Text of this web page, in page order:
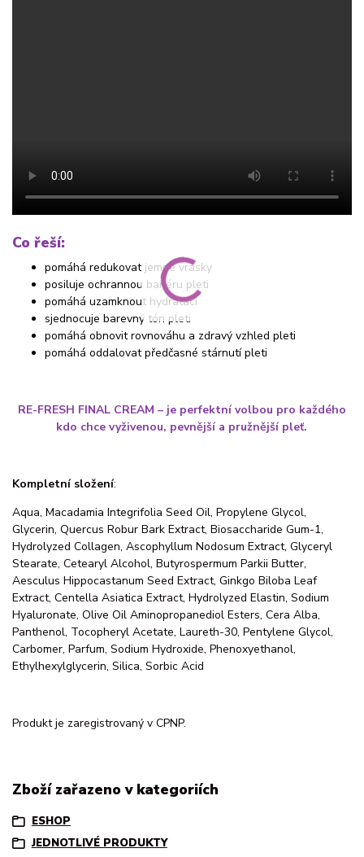
Co řeší:
pomáhá redukovat jemné vrásky
posiluje ochrannou bariéru pleti
pomáhá uzamknout hydrataci
sjednocuje barevný tón pleti
pomáhá obnovit rovnováhu a zdravý vzhled pleti
pomáhá oddalovat předčasné stárnutí pleti
RE-FRESH FINAL CREAM – je perfektní volbou pro každého
kdo chce vyživenou, pevnější a pružnější pleť.
Kompletní složení:
Aqua, Macadamia Integrifolia Seed Oil, Propylene Glycol,
Glycerin, Quercus Robur Bark Extract, Biosaccharide Gum-1,
Hydrolyzed Collagen, Ascophyllum Nodosum Extract, Glyceryl
Stearate, Cetearyl Alcohol, Butyrospermum Parkii Butter,
Aesculus Hippocastanum Seed Extract, Ginkgo Biloba Leaf
Extract, Centella Asiatica Extract, Hydrolyzed Elastin, Sodium
Hyaluronate, Olive Oil Aminopropanediol Esters, Cera Alba,
Panthenol, Tocopheryl Acetate, Laureth-30, Pentylene Glycol,
Carbomer, Parfum, Sodium Hydroxide, Phenoxyethanol,
Ethylhexylglycerin, Silica, Sorbic Acid
Produkt je zaregistrovaný v CPNP.
Zboží zařazeno v kategoriích
ESHOP
JEDNOTLIVÉ PRODUKTY